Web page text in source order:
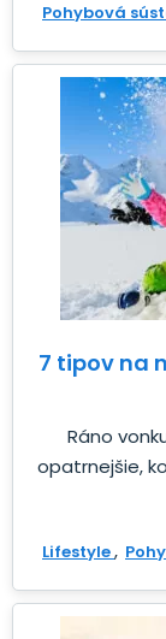
Pohybová
7 tipov na
Ráno
opatrnejšie,
Lifestyle